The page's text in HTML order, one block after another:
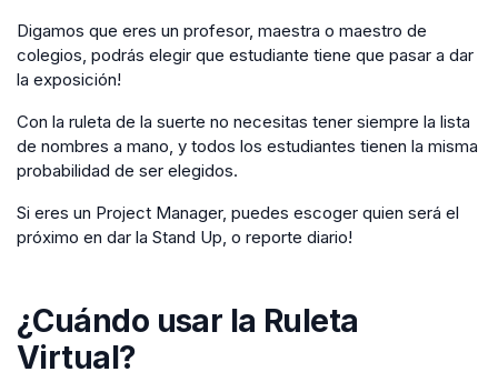
Digamos que eres un profesor, maestra o maestro de
colegios, podrás elegir que estudiante tiene que pasar a dar
la exposición!
Con la ruleta de la suerte no necesitas tener siempre la lista
de nombres a mano, y todos los estudiantes tienen la misma
probabilidad de ser elegidos.
Si eres un Project Manager, puedes escoger quien será el
próximo en dar la Stand Up, o reporte diario!
¿Cuándo usar la Ruleta
Virtual?